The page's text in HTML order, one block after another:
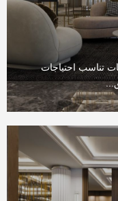
تناسب احتياجات